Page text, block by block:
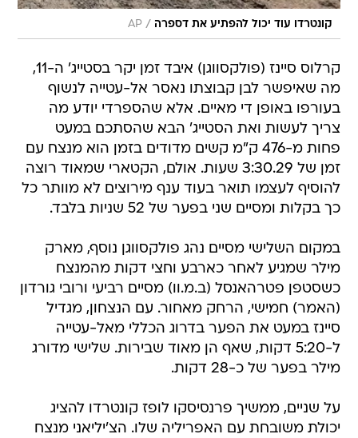
קונטרדו עוד יכול להפתיע את דספרה /
AP
קרלוס סיינז (פולקסווגן) איבד זמן יקר בסטייג' ה-11,
מה שאיפשר לבן קבוצתו נאסר אל-עטייה לנשוף
בעורפו באופן די מאיים. אלא שהספרדי יודע מה
צריך לעשות ואת הסטייג' הבא שהסתכם במעט
פחות מ-476 ק"מ קשים מדודים בזמן הוא מנצח עם
זמן של 3:30.29 שעות. אולם, הקטארי שמאוד רוצה
להוסיף לעצמו תואר בעוד ענף מירוצים לא מוותר כל
כך בקלות ומסיים שני בפער של 52 שניות בלבד.
במקום השלישי מסיים נהג פולקסווגן נוסף, מארק
מילר שמגיע לאחר כארבע וחצי דקות מהמנצח
כשסטפן פטרהאנסל (ב.מ.וו) מסיים רביעי ורובי גורדון
(האמר) חמישי, הרחק מאחור. עם הנצחון, מגדיל
סיינז במעט את הפער בדרוג הכללי מאל-עטייה
ל-5:20 דקות, שאף הן מאוד שבירות. שלישי מדורג
מילר בפער של כ-28 דקות.
על שניים, ממשיך פרנסיסקו לופז קונטרדו להציג
יכולת משובחת עם האפריליה שלו. הצ'יליאני מנצח